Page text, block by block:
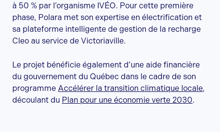
à 50 % par l’organisme IVÉO. Pour cette première
phase, Polara met son expertise en électrification et
sa plateforme intelligente de gestion de la recharge
Cleo au service de Victoriaville.
Le projet bénéficie également d’une aide financière
du gouvernement du Québec dans le cadre de son
programme Accélérer la transition climatique locale,
découlant du Plan pour une économie verte 2030.